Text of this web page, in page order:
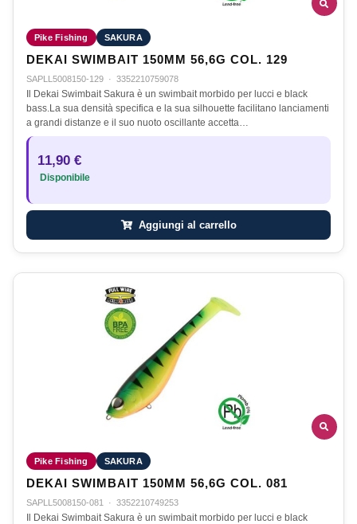
Pike Fishing SAKURA
DEKAI SWIMBAIT 150MM 56,6G COL. 129
SAPLL5008150-129 · 3352210759078
Il Dekai Swimbait Sakura è un swimbait morbido per lucci e black
bass.La sua densità specifica e la sua silhouette facilitano lanciamenti
a grandi distanze e il suo nuoto oscillante accetta…
11,90 €
Disponibile
Aggiungi al carrello
Pike Fishing SAKURA
DEKAI SWIMBAIT 150MM 56,6G COL. 081
SAPLL5008150-081 · 3352210749253
Il Dekai Swimbait Sakura è un swimbait morbido per lucci e black